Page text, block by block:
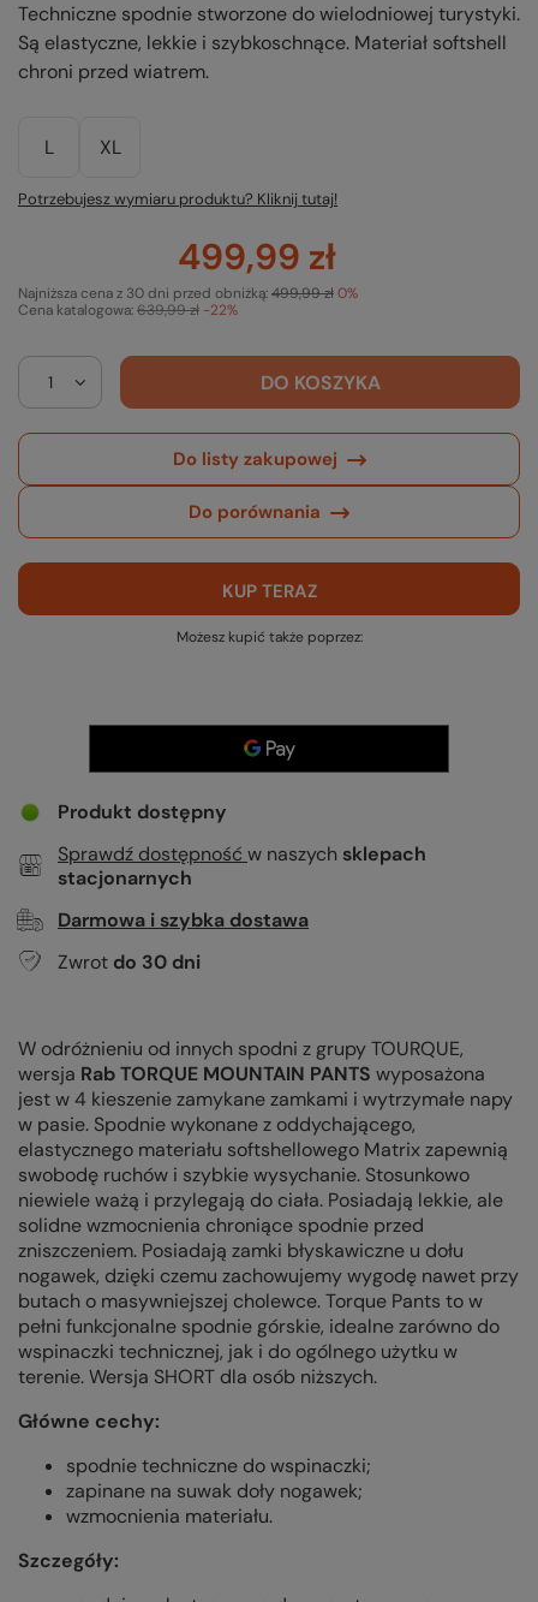
Techniczne spodnie stworzone do wielodniowej turystyki.
Są elastyczne, lekkie i szybkoschnące. Materiał softshell
chroni przed wiatrem.
L XL
Potrzebujesz wymiaru produktu? Kliknij tutaj!
499,99 zł
Cena katalogowa:639,99 zł -22%
Najniższa cena z 30 dni przed obniżką:499,99 zł0%
DO KOSZYKA
Do listy zakupowej
Do porównania
KUP TERAZ
Możesz kupić także poprzez:
Produkt dostępny
Sprawdź dostępność w naszych sklepach
stacjonarnych
Darmowa i szybka dostawa
Zwrot do 30 dni
W odróżnieniu od innych spodni z grupy TOURQUE,
wersja Rab TORQUE MOUNTAIN PANTS wyposażona
jest w 4 kieszenie zamykane zamkami i wytrzymałe napy
w pasie. Spodnie wykonane z oddychającego,
elastycznego materiału softshellowego Matrix zapewnią
swobodę ruchów i szybkie wysychanie. Stosunkowo
niewiele ważą i przylegają do ciała. Posiadają lekkie, ale
solidne wzmocnienia chroniące spodnie przed
zniszczeniem. Posiadają zamki błyskawiczne u dołu
nogawek, dzięki czemu zachowujemy wygodę nawet przy
butach o masywniejszej cholewce. Torque Pants to w
pełni funkcjonalne spodnie górskie, idealne zarówno do
wspinaczki technicznej, jak i do ogólnego użytku w
terenie. Wersja SHORT dla osób niższych.
Główne cechy:
spodnie techniczne do wspinaczki;
zapinane na suwak doły nogawek;
wzmocnienia materiału.
Szczegóły: